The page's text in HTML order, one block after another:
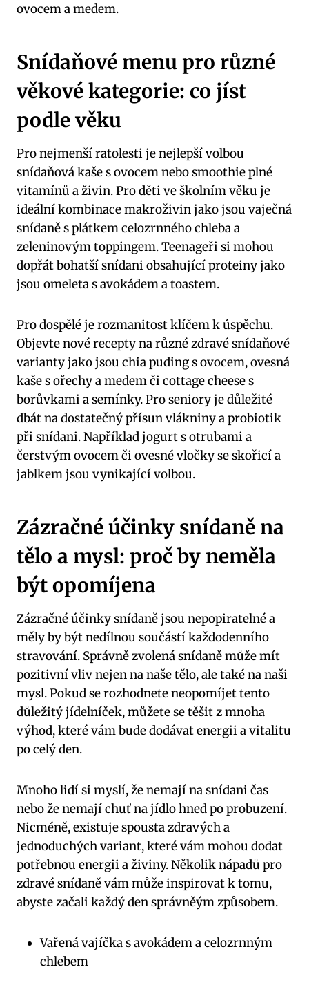
ovocem a medem.
Snídaňové menu pro různé
věkové kategorie: co jíst
podle věku
Pro nejmenší ratolesti je nejlepší volbou
snídaňová kaše s ovocem nebo smoothie plné
vitamínů a živin. Pro děti ve školním věku je
ideální kombinace makroživin jako jsou vaječná
snídaně s plátkem celozrnného chleba a
zeleninovým toppingem. Teenageři si mohou
dopřát bohatší snídani obsahující proteiny jako
jsou omeleta s avokádem a toastem.
Pro dospělé je rozmanitost klíčem k úspěchu.
Objevte nové recepty na různé zdravé snídaňové
varianty jako jsou chia puding s ovocem, ovesná
kaše s ořechy a medem či cottage cheese s
borůvkami a semínky. Pro seniory je důležité
dbát na dostatečný přísun vlákniny a probiotik
při snídani. Například jogurt s otrubami a
čerstvým ovocem či ovesné vločky se skořicí a
jablkem jsou vynikající volbou.
Zázračné účinky snídaně na
tělo a mysl: proč by neměla
být opomíjena
Zázračné účinky snídaně jsou nepopiratelné a
měly by být nedílnou součástí každodenního
stravování. Správně zvolená snídaně může mít
pozitivní vliv nejen na naše tělo, ale také na naši
mysl. Pokud se rozhodnete neopomíjet tento
důležitý jídelníček, můžete se těšit z mnoha
výhod, které vám bude dodávat energii a vitalitu
po celý den.
Mnoho lidí si myslí, že nemají na snídani čas
nebo že nemají chuť na jídlo hned po probuzení.
Nicméně, existuje spousta zdravých a
jednoduchých variant, které vám mohou dodat
potřebnou energii a živiny. Několik nápadů pro
zdravé snídaně vám může inspirovat k tomu,
abyste začali každý den správněým způsobem.
Vařená vajíčka s avokádem a celozrnným
chlebem